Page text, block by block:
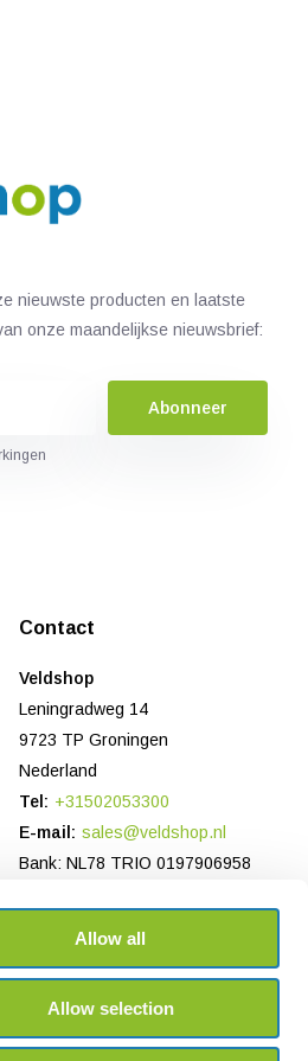
Allow all
Allow selection
nieuwste producten en laatste
onze maandelijkse nieuwsbrief:
Abonneer
Contact
Veldshop
Leningradweg 14
9723 TP Groningen
Nederland
Tel: +31502053300
E-mail: sales@veldshop.nl
Bank: NL78 TRIO 0197906958